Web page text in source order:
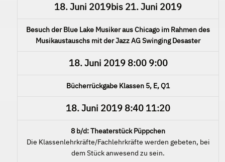
18. Juni 2019bis 21. Juni 2019
Besuch der Blue Lake Musiker aus Chicago im Rahmen des
Musikaustauschs mit der Jazz AG Swinging Desaster
18. Juni 20198:00 9:00
Bücherrückgabe Klassen 5, E, Q1
18. Juni 2019 8:40 11:20
8 b/d: Theaterstück Püppchen
Die Klassenlehrkräfte/Fachlehrkräfte werden gebeten, bei
dem Stück anwesend zu sein.